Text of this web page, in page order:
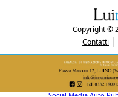
Copyright ©
Contatti |
"Luinonotizie.it è una testata
tribunale di
Social Media Auto